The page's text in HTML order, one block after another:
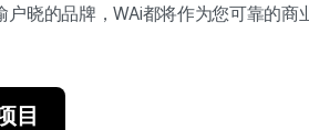
晓的品牌，WAi都将作为您可靠的商
目